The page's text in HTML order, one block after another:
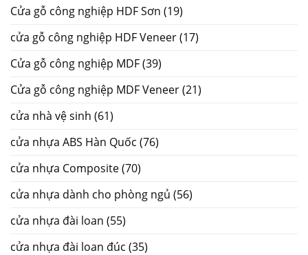
Cửa gỗ công nghiệp HDF Sơn (19)
cửa gỗ công nghiệp HDF Veneer(17)
Cửa gỗ công nghiệp MDF(39)
Cửa gỗ công nghiệp MDF Veneer(21)
cửa nhà vệ sinh (61)
cửa nhựa ABS Hàn Quốc (76)
cửa nhựa Composite(70)
cửa nhựa dành cho phòng ngủ (56)
cửa nhựa đài loan (55)
cửa nhựa đài loan đúc (35)